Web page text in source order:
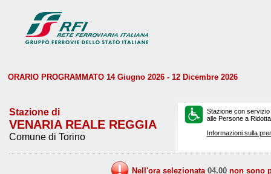
ORARIO PROGRAMMATO 14 Giugno 2026 - 12 Dicembre 2026
Stazione di
VENARIA REALE REGGIA
Comune di Torino
Stazione con
alle Persone a
Informazioni sulla
Nell'ora selezionata 04.00 non sono